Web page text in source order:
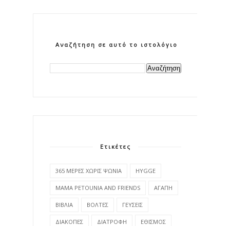
Αναζήτηση σε αυτό το ιστολόγιο
Ετικέτες
365 ΜΕΡΕΣ ΧΩΡΙΣ ΨΩΝΙΑ HYGGE
MAMA PETOUNIA AND FRIENDS ΑΓΑΠΗ
ΒΙΒΛΙΑ ΒΟΛΤΕΣ ΓΕΥΣΕΙΣ
ΔΙΑΚΟΠΕΣ ΔΙΑΤΡΟΦΗ ΕΘΙΣΜΟΣ